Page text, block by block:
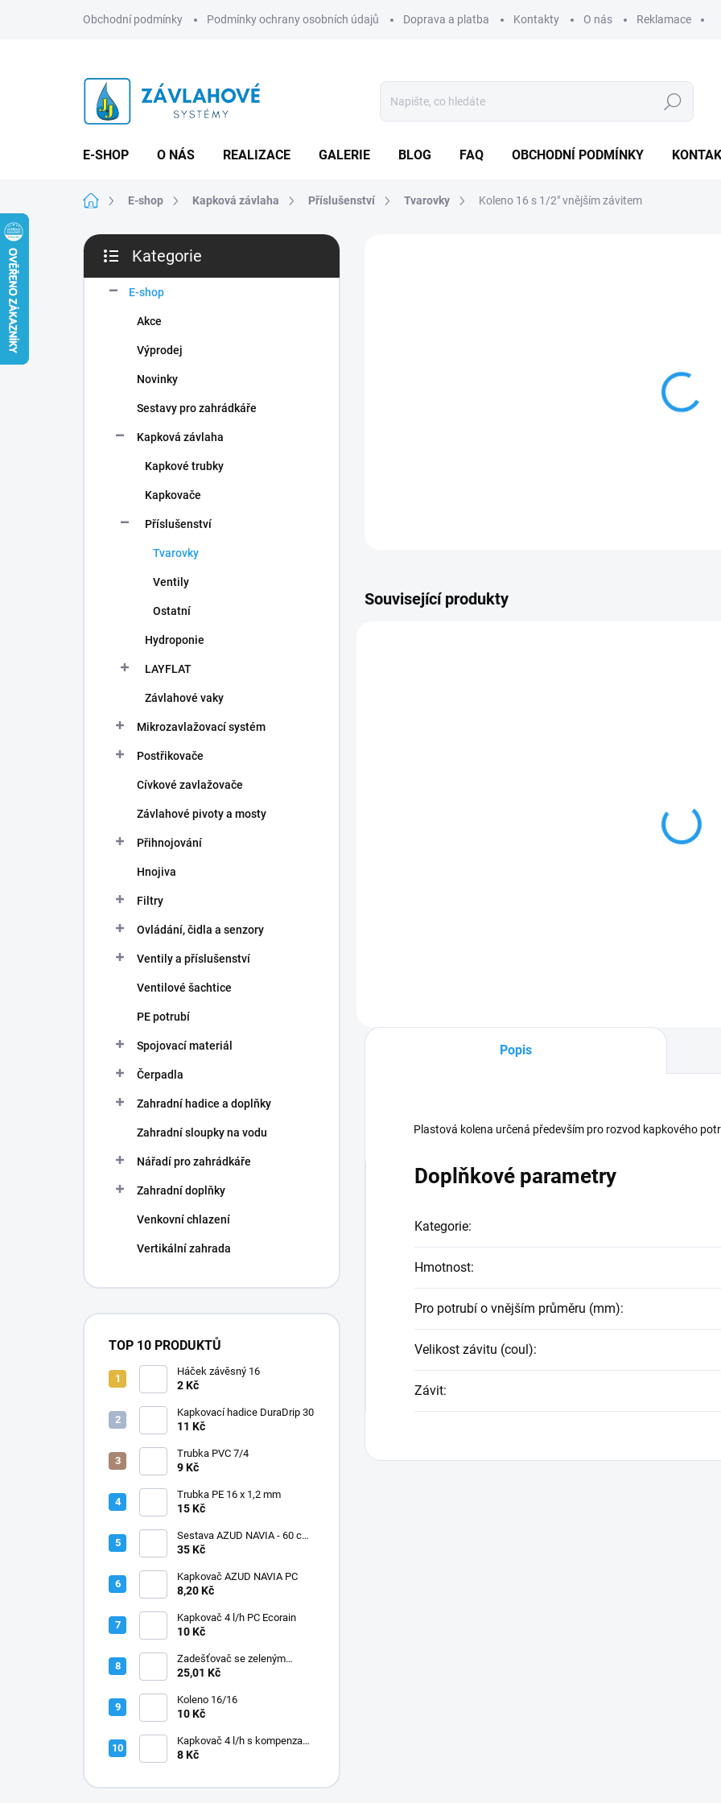
Obchodní podmínky Podmínky ochrany osobních údajů Doprava a platba Kontakty O nás Reklamace
Hledat
E-SHOP O NÁS REALIZACE GALERIE BLOG FAQ OBCHODNÍ PODMÍNKY
Domů E-shop Kapková závlaha Příslušenství Tvarovky Koleno 16 s 1/2" vnějším závitem
P
s
kategorie
Kategorie
E-shop
Akce
Výprodej
Novinky
Sestavy pro zahrádkáře
Kapková závlaha
Kapkové trubky
Kapkovače
Příslušenství
Tvarovky
Ventily
Ostatní
Hydroponie
LAYFLAT
Závlahové vaky
Mikrozavlažovací systém
Postřikovače
Cívkové zavlažovače
Závlahové pivoty a mosty
Přihnojování
Hnojiva
Filtry
Ovládání, čidla a senzory
Ventily a příslušenství
Ventilové šachtice
PE potrubí
Spojovací materiál
Čerpadla
Zahradní hadice a doplňky
Zahradní sloupky na vodu
Nářadí pro zahrádkáře
Zahradní doplňky
Venkovní chlazení
Vertikální zahrada
TOP 10 PRODUKTŮ
Háček závěsný 16
2 Kč
Kapkovací hadice DuraDrip 30
11 Kč
Trubka PVC 7/4
9 Kč
Trubka PE 16 x 1,2 mm
15 Kč
Sestava AZUD NAVIA - 60 cm,
jehly zahnuté
35 Kč
Kapkovač AZUD NAVIA PC
8,20 Kč
Kapkovač 4 l/h PC Ecorain
10 Kč
Zadešťovač se zeleným
rotorem a žlutou tryskou
25,01 Kč
Koleno 16/16
10 Kč
Kapkovač 4 l/h s kompenzací
tlaku
8 Kč
Související produkty
Popis
Plastová kolena určená především pro rozvod kapkového
Doplňkové parametry
Kategorie:
Hmotnost:
Pro potrubí o vnějším průměru (mm):
Velikost závitu (coul):
Závit: